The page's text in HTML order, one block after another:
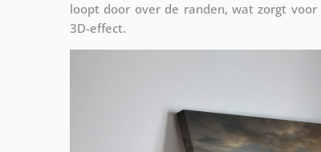
loopt door over de randen, wat zorgt
3D-effect.